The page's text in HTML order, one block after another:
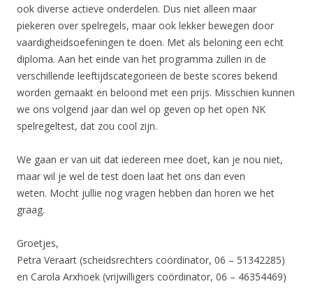
ook diverse actieve onderdelen. Dus niet alleen maar
piekeren over spelregels, maar ook lekker bewegen door
vaardigheidsoefeningen te doen. Met als beloning een echt
diploma. Aan het einde van het programma zullen in de
verschillende leeftijdscategorieën de beste scores bekend
worden gemaakt en beloond met een prijs. Misschien kunnen
we ons volgend jaar dan wel op geven op het open NK
spelregeltest, dat zou cool zijn.
We gaan er van uit dat iedereen mee doet, kan je nou niet,
maar wil je wel de test doen laat het ons dan even
weten. Mocht jullie nog vragen hebben dan horen we het
graag.
Groetjes,
Petra Veraart (scheidsrechters coördinator, 06 – 51342285)
en Carola Arxhoek (vrijwilligers coördinator, 06 – 46354469)